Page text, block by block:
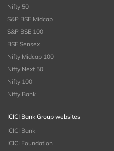
Nifty 50
S&P BSE Midcap
S&P BSE 100
BSE Sensex
Nifty Midcap 100
Nifty Next 50
Nifty 100
Nifty Bank
ICICI Bank Group websites
ICICI Bank
ICICI Foundation